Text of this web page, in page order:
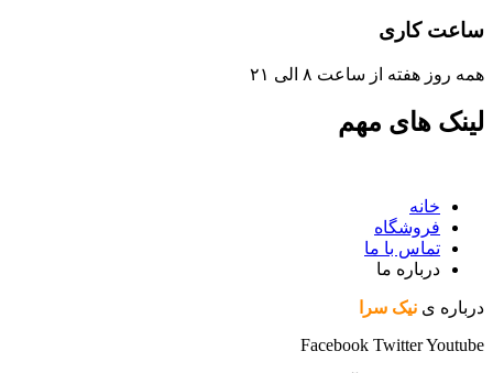
ساعت کاری
همه روز هفته از ساعت ٨ الی ۲۱
لینک های مهم
خانه
فروشگاه
تماس با ما
درباره ما
درباره ی نیک سرا
Facebook TwitterYoutube